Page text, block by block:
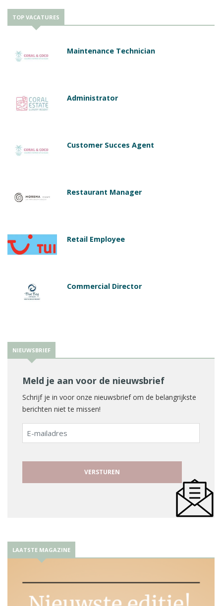
TOP VACATURES
Maintenance Technician
Administrator
Customer Succes Agent
Restaurant Manager
Retail Employee
Commercial Director
NIEUWSBRIEF
Meld je aan voor de nieuwsbrief
Schrijf je in voor onze nieuwsbrief om de belangrijkste
berichten niet te missen!
E-
mailadres
LAATSTE MAGAZINE